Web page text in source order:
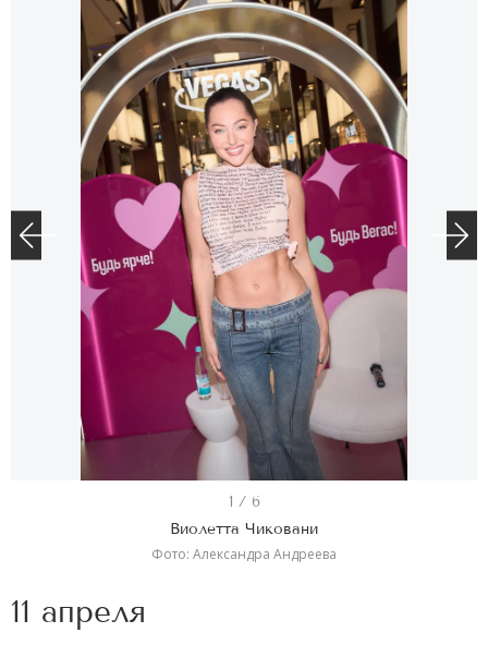
1
1 / 6
Виолетта Чиковани
Фото: Александра Андреева
11 апреля